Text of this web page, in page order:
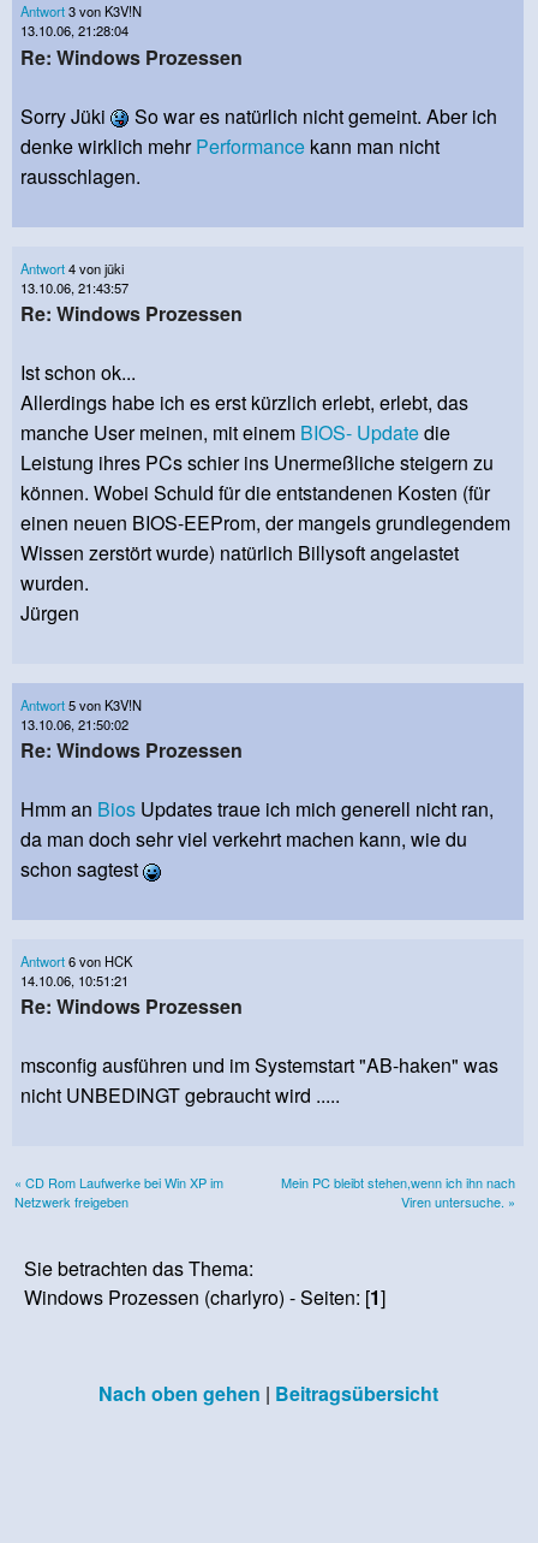
Antwort3 von K3V!N
13.10.06, 21:28:04
Re: Windows Prozessen
Sorry Jüki
So war es natürlich nicht gemeint. Aber ich
denke wirklich mehrPerformance kann man nicht
rausschlagen.
Antwort4 von jüki
13.10.06, 21:43:57
Re: Windows Prozessen
Ist schon ok...
Allerdings habe ich es erst kürzlich erlebt, erlebt, das
manche User meinen, mit einem BIOS- Updatedie
Leistung ihres PCs schier ins Unermeßliche steigern zu
können. Wobei Schuld für die entstandenen Kosten (für
einen neuen BIOS-EEProm, der mangels grundlegendem
Wissen zerstört wurde) natürlich Billysoft angelastet
wurden.
Jürgen
Antwort5 von K3V!N
13.10.06, 21:50:02
Re: Windows Prozessen
Hmm an Bios Updates traue ich mich generell nicht ran,
da man doch sehr viel verkehrt machen kann, wie du
schon sagtest
Antwort6 von HCK
14.10.06, 10:51:21
Re: Windows Prozessen
msconfig ausführen und im Systemstart "AB-haken" was
nicht UNBEDINGT gebraucht wird .....
« CD Rom Laufwerke bei Win XP im
Netzwerk freigeben
Mein PC bleibt stehen,wenn ich ihn nach
Viren untersuche. »
Sie betrachten das Thema:
Windows Prozessen (charlyro) - Seiten: [1]
Nach oben gehen | Beitragsübersicht